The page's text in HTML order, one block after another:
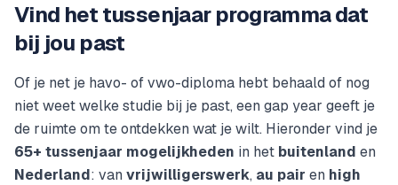
Vind het tussenjaar programma dat
bij jou past
Of je net je havo- of vwo-diploma hebt behaald of nog
niet weet welke studie bij je past, een gap year geeft je
de ruimte om te ontdekken wat je wilt. Hieronder vind je
65+ tussenjaar mogelijkheden in het buitenland en
Nederland: van vrijwilligerswerk, au pair en high